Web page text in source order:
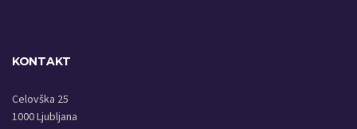
KONTAKT
Celovška 25
1000 Ljubljana